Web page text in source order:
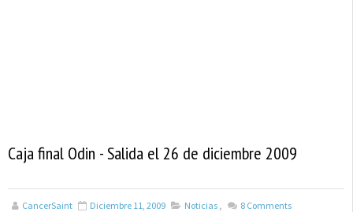
Caja final Odin - Salida el 26 de diciembre 2009
CancerSaint Diciembre 11, 2009 Noticias , 8 Comments